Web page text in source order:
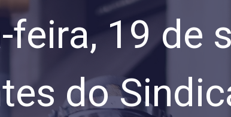
19 de
do